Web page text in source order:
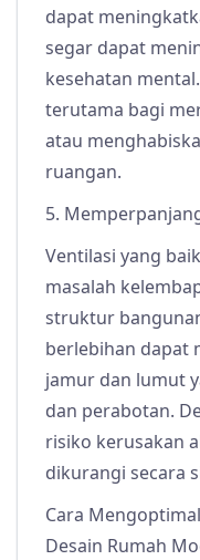
dapat
segar dapat
kesehatan
terutama bagi
atau
ruangan.
5.
Ventilasi yang
masalah
struktur
berlebihan dapat
jamur dan lumut
dan perabotan.
risiko kerusakan
dikurangi secara
Cara
Desain Rumah